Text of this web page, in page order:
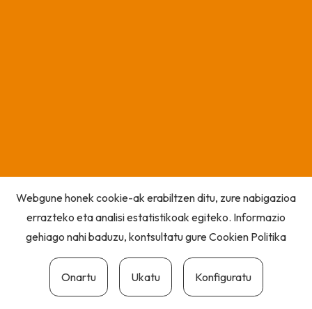
Webgune honek cookie-ak erabiltzen ditu, zure nabigazioa
errazteko eta analisi estatistikoak egiteko. Informazio
gehiago nahi baduzu, kontsultatu gureCookien Politika
Onartu Ukatu Konfiguratu